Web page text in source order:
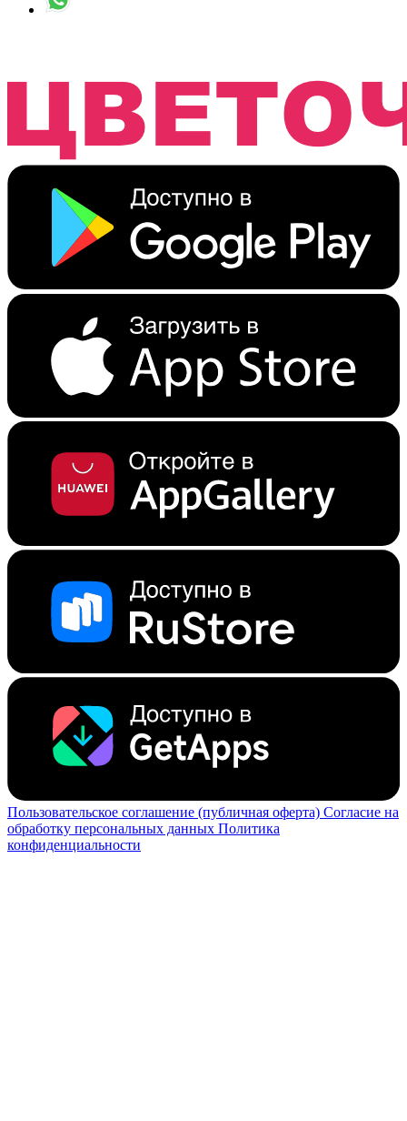
Пользовательское соглашение (публичная оферта) Согласие на
обработку персональных данных Политика
конфиденциальности